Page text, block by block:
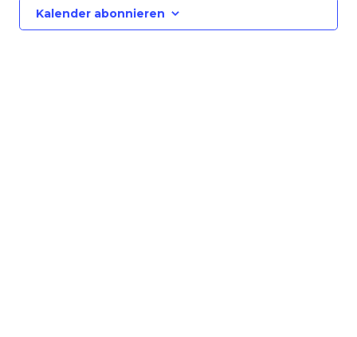
Kalender abonnieren